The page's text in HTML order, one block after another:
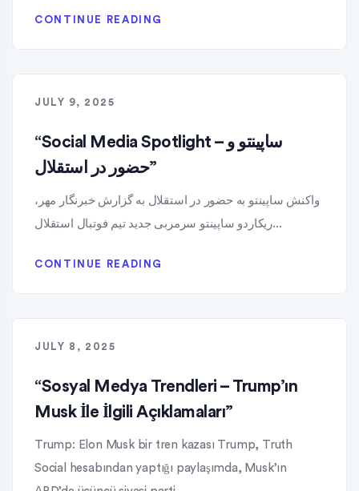
CONTINUE READING
JULY 9, 2025
“Social Media Spotlight – ساپینتو و
حضور در استقلال”
واکنش ساپینتو به حضور در استقلال به گزارش خبرنگار مهر،
ریکاردو ساپینتو سرمربی جدید تیم فوتبال استقلال...
CONTINUE READING
JULY 8, 2025
“Sosyal Medya Trendleri – Trump’ın
Musk İle İlgili Açıklamaları”
Trump: Elon Musk bir tren kazası Trump, Truth
Social hesabından yaptığı paylaşımda, Musk’ın